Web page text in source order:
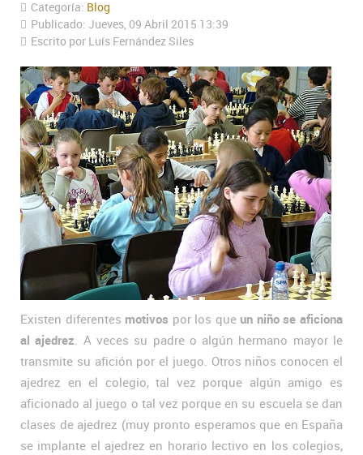
Categoría: Blog
Publicado: Jueves, 09 Abril 2015 13:39
Escrito por Luís Fernández Siles
Existen diferentes motivos por los que un niño se aficiona
al ajedrez. A veces su padre o algún hermano mayor le
transmite su afición por el juego. Otros niños conocen el
ajedrez en el colegio, tal vez porque algún amigo es
aficionado al juego o tal vez porque en su escuela se dan
clases de ajedrez (muy pronto esperamos que en España
se implante el ajedrez en horario lectivo en los colegios,